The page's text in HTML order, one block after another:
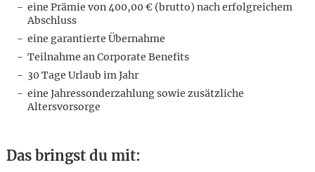
eine Prämie von 400,00 € (brutto) nach erfolgreichem
Abschluss
eine garantierte Übernahme
Teilnahme an Corporate Benefits
30 Tage Urlaub im Jahr
eine Jahressonderzahlung sowie zusätzliche
Altersvorsorge
Das bringst du mit: